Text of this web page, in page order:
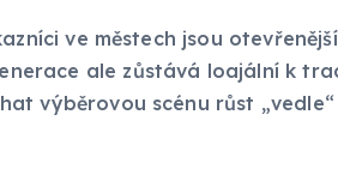
ve městech jsou
ale zůstává loajální k
výběrovou scénu růst